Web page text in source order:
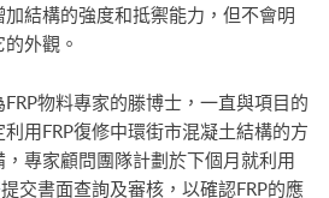
結構的強度和抵禦能力，但不會明
外觀。
物料專家的滕博士，一直與項目的
用FRP復修中環街市混凝土結構的方
專家顧問團隊計劃於下個月就利用
提交書面查詢及審核，以確認FRP的應